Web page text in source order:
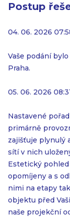
Postup
04. 06. 2026
Vaše podání
Praha.
05. 06. 2026
Nastavené
primárně
zajišťuje plynulý
sítí v nich
Estetický
opomíjeny a s
nimi na etapy
objektu před
naše projekční